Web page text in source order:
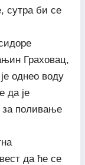
сутра би се
Граховац,
однео воду
да је
поливање
да ће се